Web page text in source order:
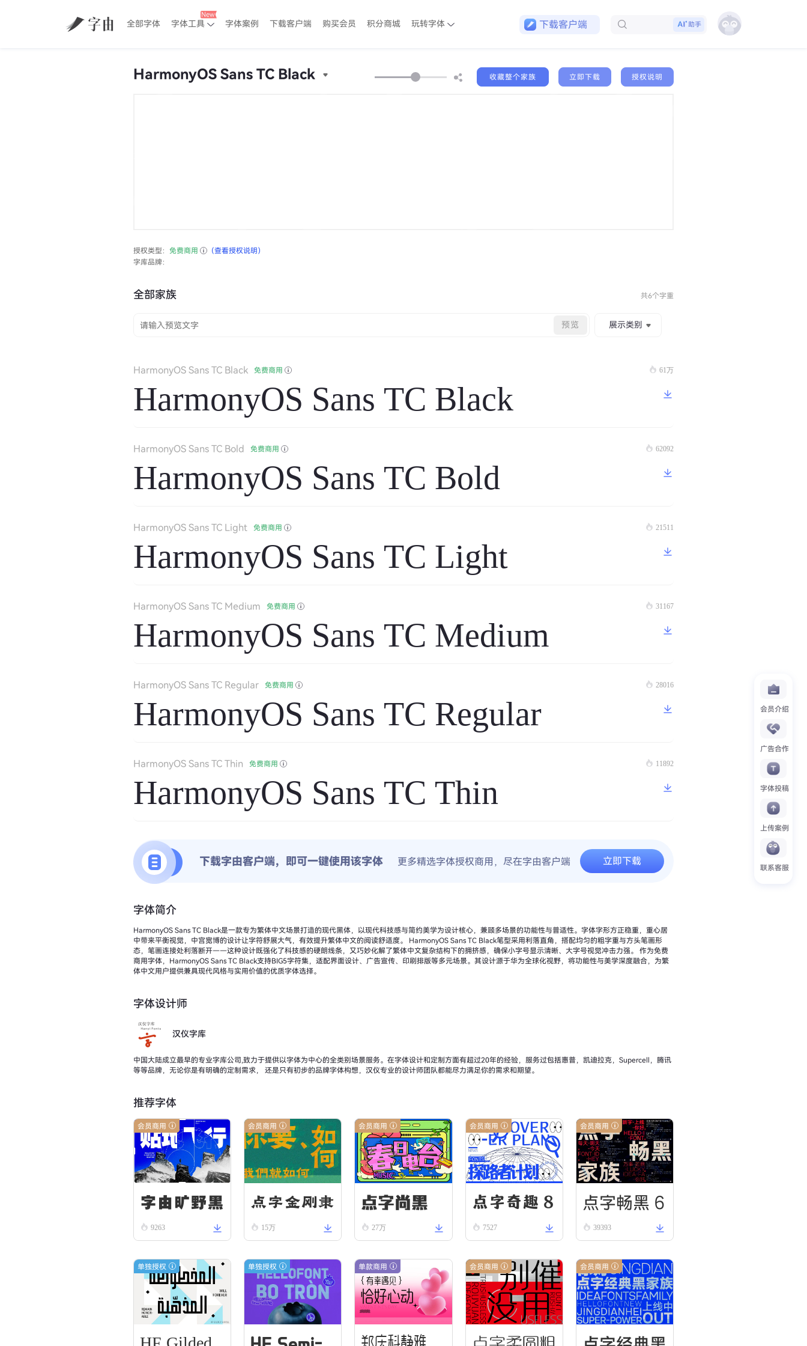
全部字体 字体工具 字体案例 下载客户端 购买会员 积分商城 玩转字体
下载客户端
助手
会员介绍
广告合作
字体投稿
上传案例
联系客服
HarmonyOS Sans TC Black 收藏整个家族 立即下载 授权说明
授权类型： 免费商用
（查看授权说明）
字库品牌：
全部家族 共6个字重
预览 展示类别
HarmonyOS Sans TC Black 免费商用
HarmonyOS Sans TC Black
61万
HarmonyOS Sans TC Bold 免费商用
HarmonyOS Sans TC Bold
62092
HarmonyOS Sans TC Light 免费商用
HarmonyOS Sans TC Light
21511
HarmonyOS Sans TC Medium 免费商用
HarmonyOS Sans TC Medium
31167
HarmonyOS Sans TC Regular 免费商用
HarmonyOS Sans TC Regular
28016
HarmonyOS Sans TC Thin 免费商用
HarmonyOS Sans TC Thin
11892
下载字由客户端，即可一键使用该字体 更多精选字体授权商用，尽在字由客户端 立即下载
字体简介
HarmonyOS Sans TC Black是一款专为繁体中文场景打造的现代黑体，以现代科技感与简约美学为设计核心，兼顾多场景的功能性与普适性。字体字形方正稳重，重心居
中带来平衡视觉，中宫宽博的设计让字符舒展大气，有效提升繁体中文的阅读舒适度。 HarmonyOS Sans TC Black笔型采用利落直角，搭配均匀的粗字重与方头笔画形
态，笔画连接处利落断开——这种设计既强化了科技感的硬朗线条，又巧妙化解了繁体中文复杂结构下的拥挤感，确保小字号显示清晰、大字号视觉冲击力强。 作为免费
商用字体，HarmonyOS Sans TC Black支持BIG5字符集，适配界面设计、广告宣传、印刷排版等多元场景。其设计源于华为全球化视野，将功能性与美学深度融合，为繁
体中文用户提供兼具现代风格与实用价值的优质字体选择。
字体设计师
汉仪字库
中国大陆成立最早的专业字库公司,致力于提供以字体为中心的全类别场景服务。在字体设计和定制方面有超过20年的经验，服务过包括惠普，凯迪拉克，Supercell，腾讯
等等品牌，无论你是有明确的定制需求， 还是只有初步的品牌字体构想，汉仪专业的设计师团队都能尽力满足你的需求和期望。
推荐字体
会员商用
字由旷野黑
9263
会员商用
点字金刚隶
15万
会员商用
点字尚黑
27万
会员商用
点字奇趣 8
5 7527
会员商用
点字畅黑 6
039393
单独授权 单独授权 单款商用
郑庆科静雅
会员商用 会员商用